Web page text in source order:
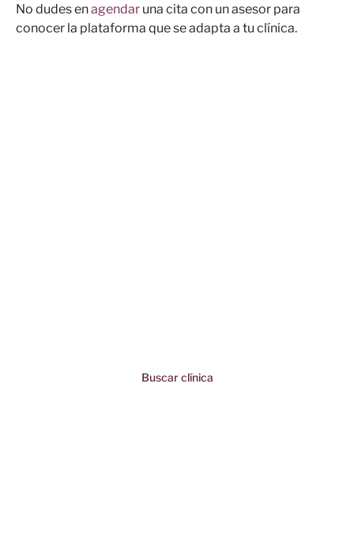
No dudes enagendar una cita con un asesor para
conocer la plataforma que se adapta a tu clínica.
Buscar clínica